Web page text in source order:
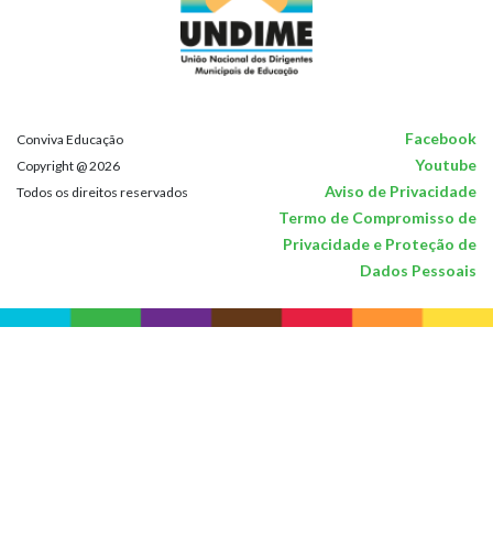
Conviva Educação Facebook
Copyright @ 2026 Youtube
Todos os direitos reservados
Aviso de Privacidade
Termo de Compromisso de
Privacidade e Proteção de
Dados Pessoais